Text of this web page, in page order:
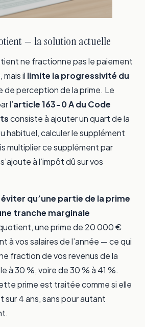
— la solution actuelle
ne fractionne pas le paiement
mais il limite la progressivité du
de perception de la prime. Le
l’article 163-0 A du Code
consiste à ajouter un quart de la
habituel, calculer le supplément
multiplier ce supplément par
à l’impôt dû sur vos
éviter qu’une partie de la prime
tranche marginale
une prime de 20 000 €
à vos salaires de l’année — ce qui
fraction de vos revenus de la
à 30 %, voire de 30 % à 41 %.
prime est traitée comme si elle
sur 4 ans, sans pour autant